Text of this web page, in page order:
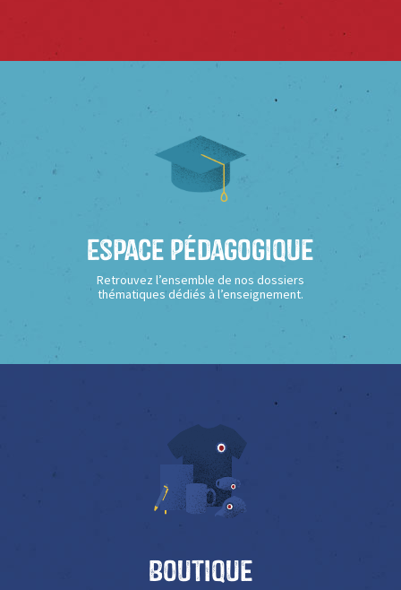
Espace Pédagogique
Retrouvez l’ensemble de nos dossiers
thématiques dédiés à l’enseignement.
Boutique